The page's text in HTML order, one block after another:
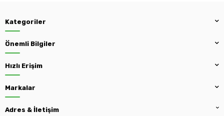
Kategoriler
Önemli Bilgiler
Hızlı Erişim
Markalar
Adres & İletişim